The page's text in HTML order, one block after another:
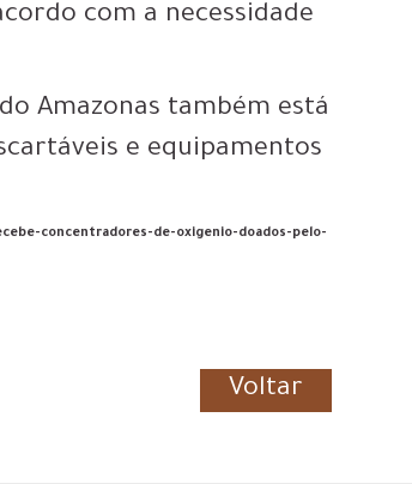
com a necessidade
Amazonas também está
e equipamentos
concentradores-de-oxigenio-doados-pelo-
Voltar